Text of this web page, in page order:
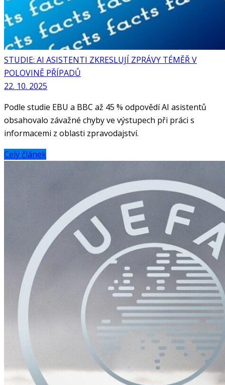
STUDIE: AI ASISTENTI ZKRESLUJÍ ZPRÁVY TÉMĚŘ V
POLOVINĚ PŘÍPADŮ
22. 10. 2025
Podle studie EBU a BBC až 45 % odpovědí AI asistentů
obsahovalo závažné chyby ve výstupech při práci s
informacemi z oblasti zpravodajství.
Celý článek